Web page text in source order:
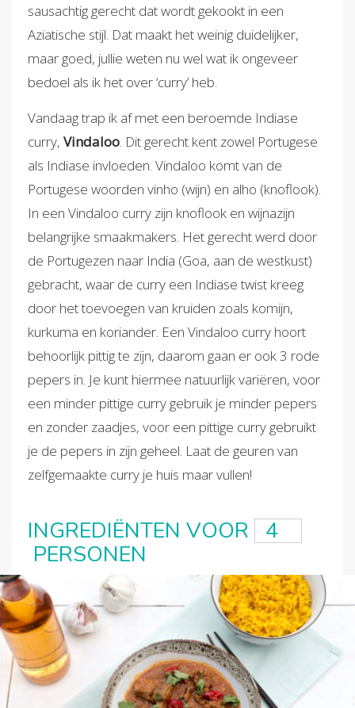
sausachtig gerecht dat wordt gekookt in een
Aziatische stijl. Dat maakt het weinig duidelijker,
maar goed, jullie weten nu wel wat ik ongeveer
bedoel als ik het over ‘curry’ heb.
Vandaag trap ik af met een beroemde Indiase
curry, Vindaloo. Dit gerecht kent zowel Portugese
als Indiase invloeden. Vindaloo komt van de
Portugese woorden vinho (wijn) en alho (knoflook).
In een Vindaloo curry zijn knoflook en wijnazijn
belangrijke smaakmakers. Het gerecht werd door
de Portugezen naar India (Goa, aan de westkust)
gebracht, waar de curry een Indiase twist kreeg
door het toevoegen van kruiden zoals komijn,
kurkuma en koriander. Een Vindaloo curry hoort
behoorlijk pittig te zijn, daarom gaan er ook 3 rode
pepers in. Je kunt hiermee natuurlijk variëren, voor
een minder pittige curry gebruik je minder pepers
en zonder zaadjes, voor een pittige curry gebruikt
je de pepers in zijn geheel. Laat de geuren van
zelfgemaakte curry je huis maar vullen!
INGREDIËNTEN VOOR
PERSONEN